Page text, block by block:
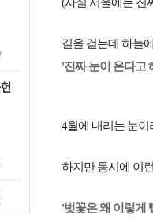
길을 걷는데 하늘
'진짜 눈이 온다고
4월에 내리는 눈이
하지만 동시에 이
'벚꽃은 왜 이렇게